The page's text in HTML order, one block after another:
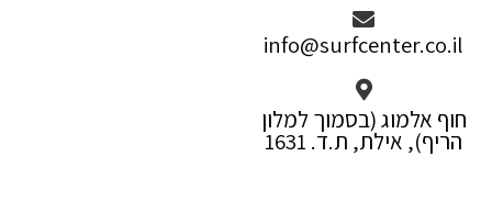
info@surfcenter.co.il
חוף אלמוג (בסמוך למלון
הריף), אילת, ת.ד. 1631